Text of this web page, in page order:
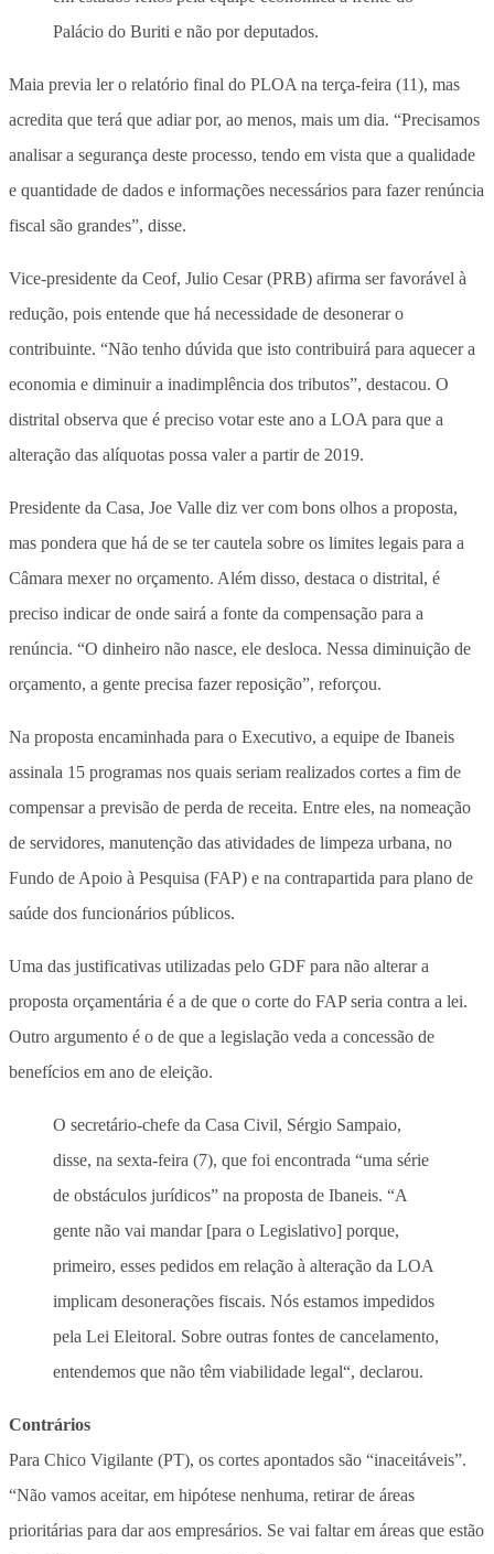
Palácio do Buriti e não por deputados.
Maia previa ler o relatório final do PLOA na terça-feira (11), mas
acredita que terá que adiar por, ao menos, mais um dia. “Precisamos
analisar a segurança deste processo, tendo em vista que a qualidade
e quantidade de dados e informações necessários para fazer renúncia
fiscal são grandes”, disse.
Vice-presidente da Ceof, Julio Cesar (PRB) afirma ser favorável à
redução, pois entende que há necessidade de desonerar o
contribuinte. “Não tenho dúvida que isto contribuirá para aquecer a
economia e diminuir a inadimplência dos tributos”, destacou. O
distrital observa que é preciso votar este ano a LOA para que a
alteração das alíquotas possa valer a partir de 2019.
Presidente da Casa, Joe Valle diz ver com bons olhos a proposta,
mas pondera que há de se ter cautela sobre os limites legais para a
Câmara mexer no orçamento. Além disso, destaca o distrital, é
preciso indicar de onde sairá a fonte da compensação para a
renúncia. “O dinheiro não nasce, ele desloca. Nessa diminuição de
orçamento, a gente precisa fazer reposição”, reforçou.
Na proposta encaminhada para o Executivo, a equipe de Ibaneis
assinala 15 programas nos quais seriam realizados cortes a fim de
compensar a previsão de perda de receita. Entre eles, na nomeação
de servidores, manutenção das atividades de limpeza urbana, no
Fundo de Apoio à Pesquisa (FAP) e na contrapartida para plano de
saúde dos funcionários públicos.
Uma das justificativas utilizadas pelo GDF para não alterar a
proposta orçamentária é a de que o corte do FAP seria contra a lei.
Outro argumento é o de que a legislação veda a concessão de
benefícios em ano de eleição.
O secretário-chefe da Casa Civil, Sérgio Sampaio,
disse, na sexta-feira (7), que foi encontrada “uma série
de obstáculos jurídicos” na proposta de Ibaneis. “A
gente não vai mandar [para o Legislativo] porque,
primeiro, esses pedidos em relação à alteração da LOA
implicam desonerações fiscais. Nós estamos impedidos
pela Lei Eleitoral. Sobre outras fontes de cancelamento,
entendemos que não têm viabilidade legal“, declarou.
Contrários
Para Chico Vigilante (PT), os cortes apontados são “inaceitáveis”.
“Não vamos aceitar, em hipótese nenhuma, retirar de áreas
prioritárias para dar aos empresários. Se vai faltar em áreas que estão